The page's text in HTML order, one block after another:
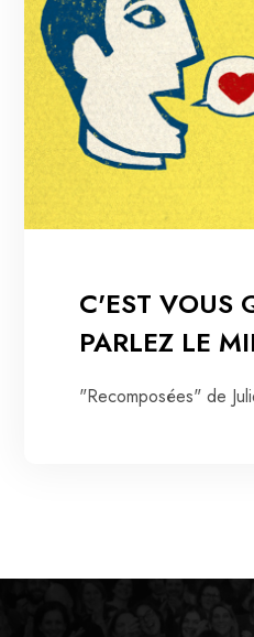
C'EST VOUS
PARLEZ LE
"Recomposées" de